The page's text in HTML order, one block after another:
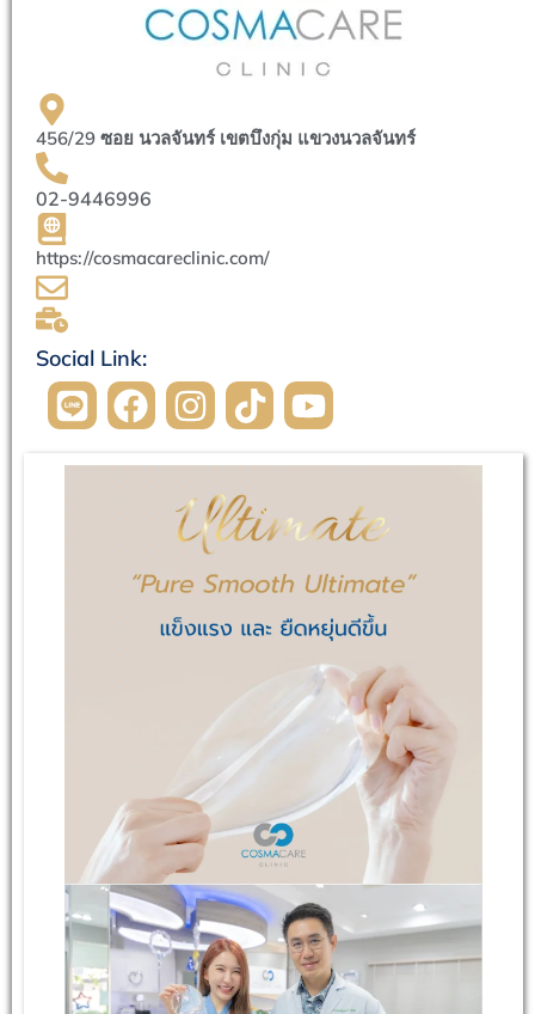
456/29 ซอย นวลจันทร์ เขตบึงกุ่ม แขวงนวลจันทร์
02-9446996
https://cosmacareclinic.com/
Social Link: